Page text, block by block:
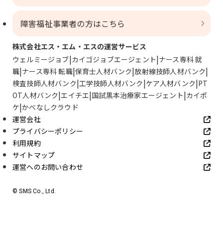
障害福祉事業者の方はこちら
株式会社エス・エム・エスの運営サービス
ウェルミージョブ カイゴジョブエージェント ナース専科 就
職 ナース専科 転職 保育士人材バンク 放射線技師人材バンク
検査技師人材バンク 工学技師人材バンク ケア人材バンク PT
OT人材バンク エイチエ 国試黒本治療家エージェント カイポ
ケ かべなしクラウド
運営会社
プライバシーポリシー
利用規約
サイトマップ
運営へのお問い合わせ
© SMS Co., Ltd.